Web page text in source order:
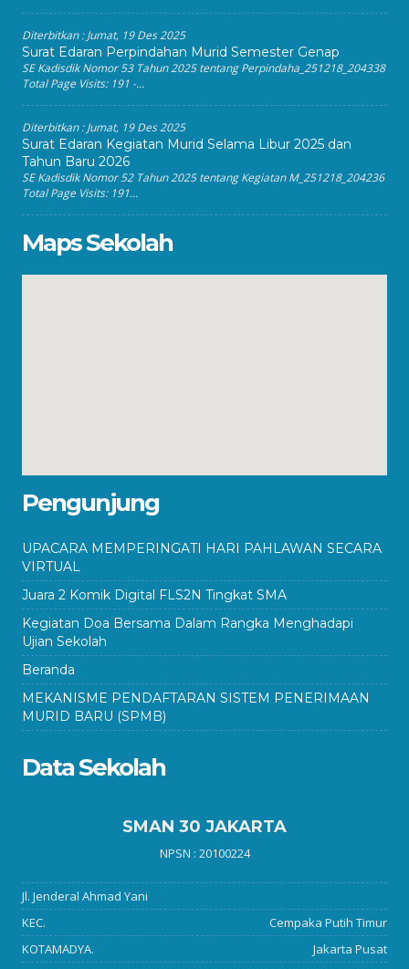
Diterbitkan :Jumat, 19 Des 2025
Surat Edaran Perpindahan Murid Semester Genap
SE Kadisdik Nomor 53 Tahun 2025 tentang Perpindaha_251218_204338
Total Page Visits: 191 -...
Diterbitkan :Jumat, 19 Des 2025
Surat Edaran Kegiatan Murid Selama Libur 2025 dan
Tahun Baru 2026
SE Kadisdik Nomor 52 Tahun 2025 tentang Kegiatan M_251218_204236
Total Page Visits: 191...
Maps Sekolah
Pengunjung
UPACARA MEMPERINGATI HARI PAHLAWAN SECARA
VIRTUAL
Juara 2 Komik Digital FLS2N Tingkat SMA
Kegiatan Doa Bersama Dalam Rangka Menghadapi
Ujian Sekolah
Beranda
MEKANISME PENDAFTARAN SISTEM PENERIMAAN
MURID BARU (SPMB)
Data Sekolah
SMAN 30 JAKARTA
NPSN : 20100224
Jl. Jenderal Ahmad Yani
KEC.
Cempaka Putih Timur
KOTAMADYA.
Jakarta Pusat